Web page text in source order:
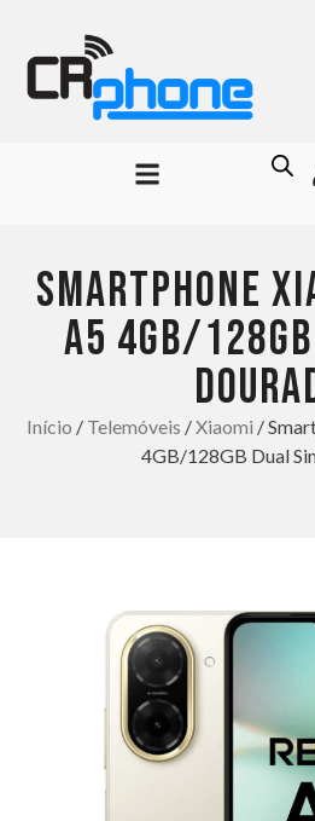
SMARTPHONE
A5 4GB/
Início / Telemóveis /Xiaomi /
4GB/128GB Dual